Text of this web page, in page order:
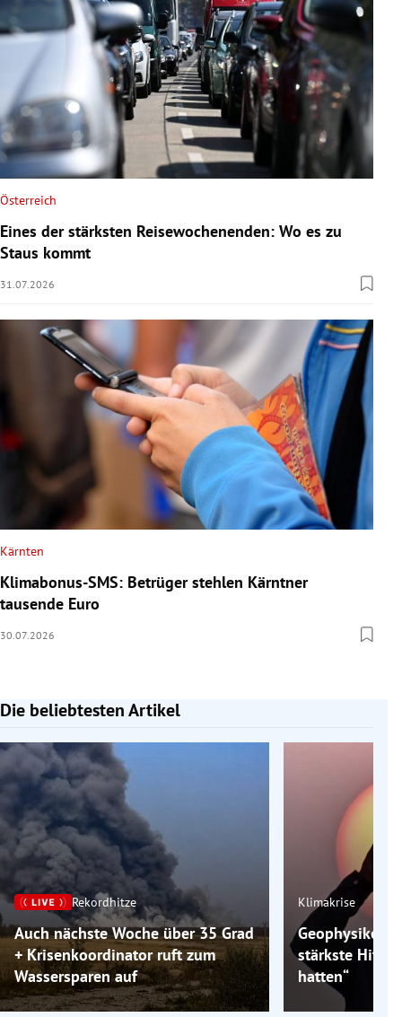
Österreich
Eines der stärksten Reisewochenenden: Wo es zu
Staus kommt
31.07.2026
Kärnten
Klimabonus-SMS: Betrüger stehlen Kärntner
tausende Euro
30.07.2026
Die beliebtesten Artikel
Slide 1 von 7
Rekordhitze
Auch nächste Woche über 35 Grad
+ Krisenkoordinator ruft zum
Wassersparen auf
Klimakrise
Geophysiker:
stärkste
hatten“